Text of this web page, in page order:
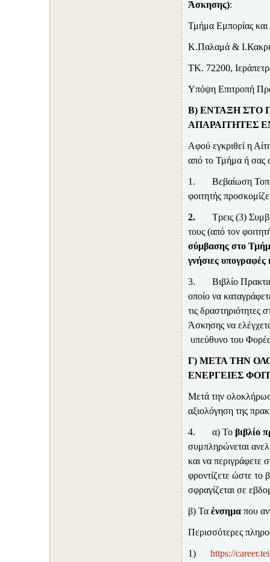
Άσκησης):
Τμήμα Εμπορίας
Κ.Παλαμά &
ΤΚ. 72200,
Υπόψη Επιτροπή
Β) ΕΝΤΑΞΗ ΣΤΟ
ΑΠΑΡΑΙΤΗΤΕΣ
Αφού εγκριθεί η
από το Τμήμα ή σας
1.
Βεβαίωση
φοιτητής
2.
Τρεις (3)
τους (από τον
σύμβασης στο
γνήσιες υπογραφές
3.
Βιβλίο
οποίο να
τις δραστηριότητες
Άσκησης να
υπεύθυνο του
Γ) ΜΕΤΑ ΤΗΝ
ΕΝΕΡΓΕΙΕΣ
Μετά την
αξιολόγηση της
4. α) Το βιβλίο
συμπληρώνεται
και να περιγράφετε
φροντίζετε ώστε το
σφραγίζεται σε
β) Τα ένσημα που
Περισσότερες
1) https://